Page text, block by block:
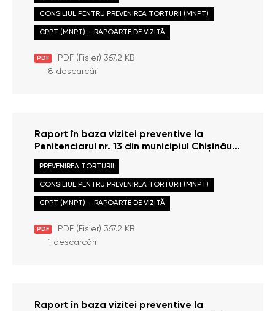
PDF PDF (Fișier) 367.2 KB
CONSILIUL PENTRU PREVENIREA TORTURII (MNPT)
CPPT (MNPT) – RAPOARTE DE VIZITĂ
8 descarcări
Raport în baza vizitei preventive la
Penitenciarul nr. 13 din municipiul Chișinău,
efectuate la data de 14 iunie 2013
PDF PDF (Fișier) 367.2 KB
PREVENIREA TORTURII
CONSILIUL PENTRU PREVENIREA TORTURII (MNPT)
CPPT (MNPT) – RAPOARTE DE VIZITĂ
1 descarcări
Raport în baza vizitei preventive la